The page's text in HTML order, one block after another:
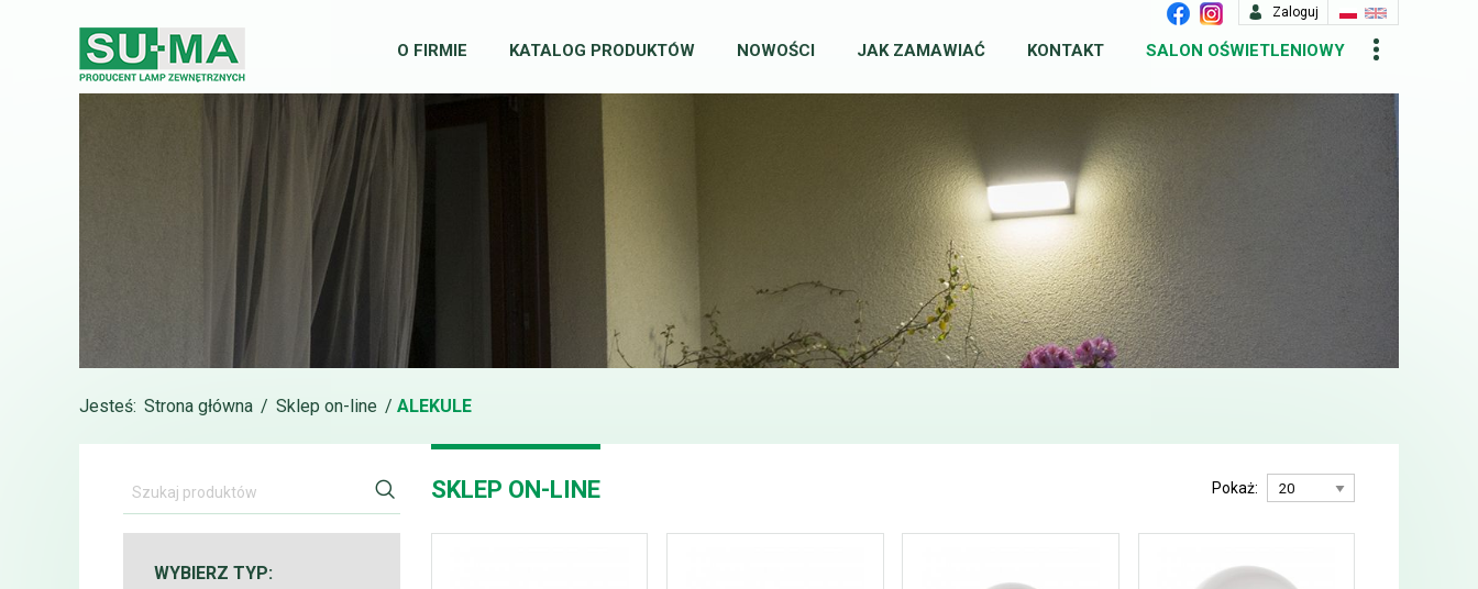
Zaloguj
O FIRMIE KATALOG PRODUKTÓW NOWOŚCI JAK ZAMAWIAĆ KONTAKT SALON OŚWIETLENIOWY
Jesteś: Strona główna / Sklep on-line / ALEKULE
WYBIERZ TYP:
SKLEP ON-LINE Pokaż: